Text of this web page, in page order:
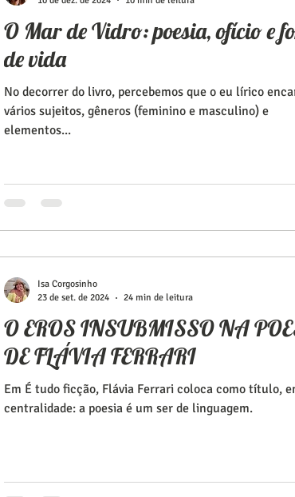
O Mar de Vidro: poesia, ofício e
de vida
No decorrer do livro, percebemos que o eu lírico
vários sujeitos, gêneros (feminino e masculino) e
elementos...
O EROS INSUBMISSO NA
DE FLÁVIA FERRARI
Em É tudo ficção, Flávia Ferrari coloca como título,
centralidade: a poesia é um ser de linguagem.
Isa Corgosinho
23 de set. de 2024
24 min de leitura